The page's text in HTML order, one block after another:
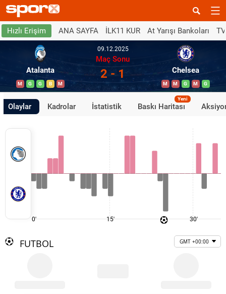
Hızlı Erişim ANA SAYFA İLK11 KUR At Yarışı Bankoları
Atalanta
M G G B M
09.12.2025
Maç Sonu
2 - 1 Chelsea
M M G M G
Olaylar Kadrolar İstatistik Baskı Haritası
Yeni
0' 15' 30'
FUTBOL GMT +00:00